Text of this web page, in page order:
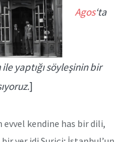
Agos‘ta
yaptığı söyleşinin bir
]
evvel kendine has bir dili,